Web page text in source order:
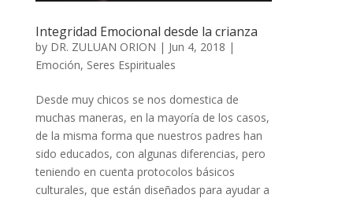
Integridad Emocional desde la crianza
by DR. ZULUAN ORION | Jun 4, 2018 |
Emoción, Seres Espirituales
Desde muy chicos se nos domestica de
muchas maneras, en la mayoría de los casos,
de la misma forma que nuestros padres han
sido educados, con algunas diferencias, pero
teniendo en cuenta protocolos básicos
culturales, que están diseñados para ayudar a